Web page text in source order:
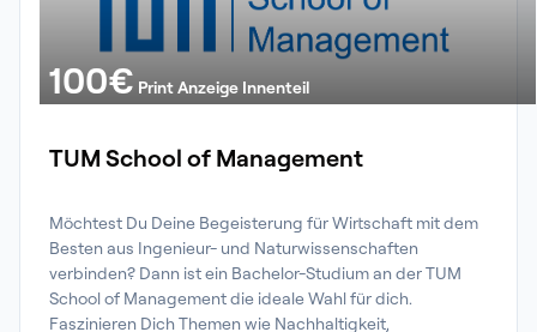
100€ Print Anzeige Innenteil
TUM School of Management
Möchtest Du Deine Begeisterung für Wirtschaft mit dem
Besten aus Ingenieur- und Naturwissenschaften
verbinden? Dann ist ein Bachelor-Studium an der TUM
School of Management die ideale Wahl für dich.
Faszinieren Dich Themen wie Nachhaltigkeit,